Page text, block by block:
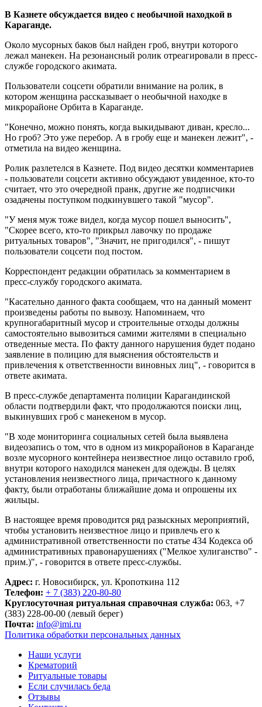
В Казнете обсуждается видео с необычной находкой в
Караганде.
Около мусорных баков был найден гроб, внутри которого
лежал манекен. На резонансный ролик отреагировали в пресс-
службе городского акимата.
Пользователи соцсети обратили внимание на ролик, в
котором женщина рассказывает о необычной находке в
микрорайоне Орбита в Караганде.
"Конечно, можно понять, когда выкидывают диван, кресло...
Но гроб? Это уже перебор. А в гробу еще и манекен лежит", -
отметила на видео женщина.
Ролик разлетелся в Казнете. Под видео десятки комментариев
- пользователи соцсети активно обсуждают увиденное, кто-то
считает, что это очередной пранк, другие же подписчики
озадачены поступком подкинувшего такой "мусор".
"У меня муж тоже видел, когда мусор пошел выносить",
"Скорее всего, кто-то прикрыл лавочку по продаже
ритуальных товаров", "Значит, не пригодился", - пишут
пользователи соцсети под постом.
Корреспондент редакции обратилась за комментарием в
пресс-службу городского акимата.
"Касательно данного факта сообщаем, что на данный момент
произведены работы по вывозу. Напоминаем, что
крупногабаритный мусор и строительные отходы должны
самостоятельно вывозиться самими жителями в специально
отведенные места. По факту данного нарушения будет подано
заявление в полицию для выяснения обстоятельств и
привлечения к ответственности виновных лиц", - говорится в
ответе акимата.
В пресс-службе департамента полиции Карагандинской
области подтвердили факт, что продолжаются поиски лиц,
выкинувших гроб с манекеном в мусор.
"В ходе мониторинга социальных сетей была выявлена
видеозапись о том, что в одном из микрорайонов в Караганде
возле мусорного контейнера неизвестное лицо оставило гроб,
внутри которого находился манекен для одежды. В целях
установления неизвестного лица, причастного к данному
факту, были отработаны ближайшие дома и опрошены их
жильцы.
В настоящее время проводится ряд разыскных мероприятий,
чтобы установить неизвестное лицо и привлечь его к
административной ответственности по статье 434 Кодекса об
административных правонарушениях ("Мелкое хулиганство" -
прим.)", - говорится в ответе пресс-службы.
Адрес: г. Новосибирск, ул. Кропоткина 112
Телефон: + 7 (383) 220-80-80
Круглосуточная ритуальная справочная служба: 063, +7
(383) 228-00-00 (левый берег)
Почта: info@imi.ru
Политика обработки персональных данных
Наши услуги
Крематорий
Ритуальные товары
Если случилась беда
Отзывы